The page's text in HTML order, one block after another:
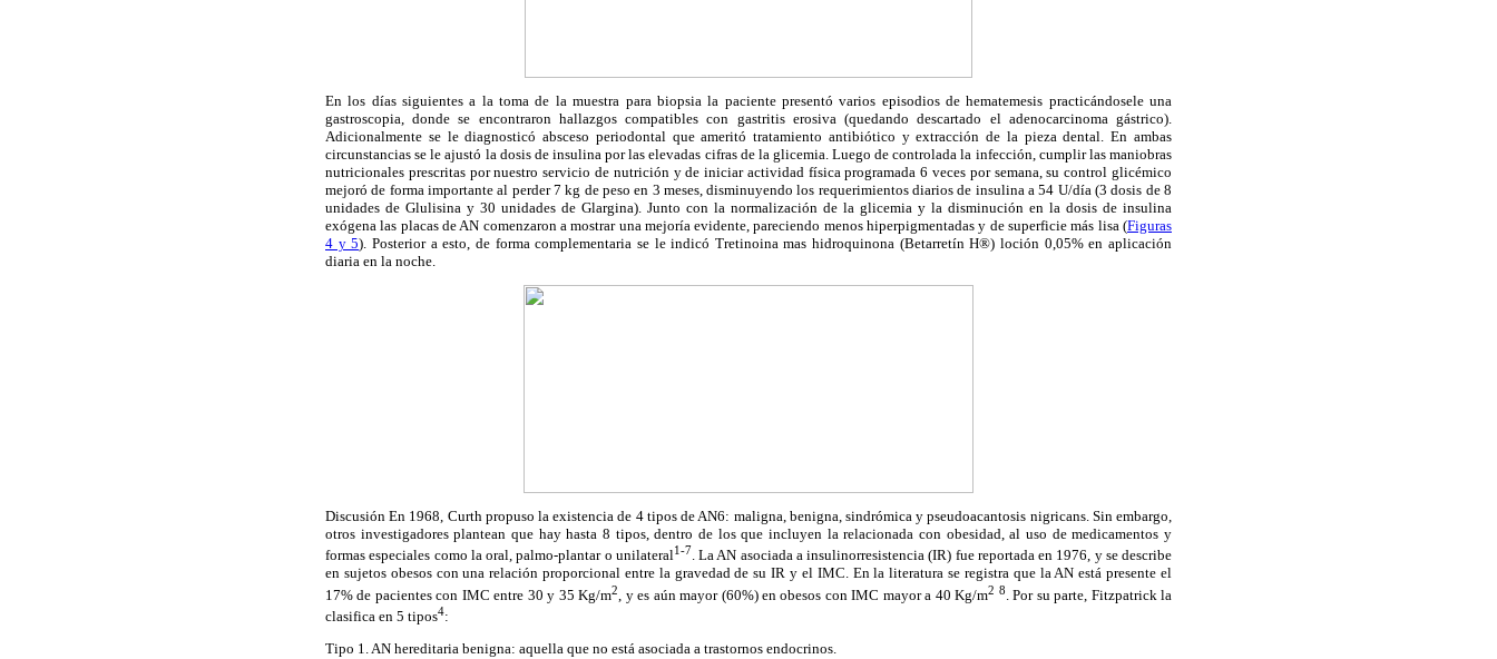
En los días siguientes a la toma de la muestra para biopsia la paciente presentó varios episodios de hematemesis practicándosele una
gastroscopia, donde se encontraron hallazgos compatibles con gastritis erosiva (quedando descartado el adenocarcinoma gástrico).
Adicionalmente se le diagnosticó absceso periodontal que ameritó tratamiento antibiótico y extracción de la pieza dental. En ambas
circunstancias se le ajustó la dosis de insulina por las elevadas cifras de la glicemia. Luego de controlada la infección, cumplir las maniobras
nutricionales prescritas por nuestro servicio de nutrición y de iniciar actividad física programada 6 veces por semana, su control glicémico
mejoró de forma importante al perder 7 kg de peso en 3 meses, disminuyendo los requerimientos diarios de insulina a 54 U/día (3 dosis de 8
unidades de Glulisina y 30 unidades de Glargina). Junto con la normalización de la glicemia y la disminución en la dosis de insulina
exógena las placas de AN comenzaron a mostrar una mejoría evidente, pareciendo menos hiperpigmentadas y de superficie más lisa (Figuras
4 y 5). Posterior a esto, de forma complementaria se le indicó Tretinoina mas hidroquinona (Betarretín H®) loción 0,05% en aplicación
diaria en la noche.
Discusión En 1968, Curth propuso la existencia de 4 tipos de AN6: maligna, benigna, sindrómica y pseudoacantosis nigricans. Sin embargo,
otros investigadores plantean que hay hasta 8 tipos, dentro de los que incluyen la relacionada con obesidad, al uso de medicamentos y
formas especiales como la oral, palmo-plantar o unilateral1-7. La AN asociada a insulinorresistencia (IR) fue reportada en 1976, y se describe
en sujetos obesos con una relación proporcional entre la gravedad de su IR y el IMC. En la literatura se registra que la AN está presente el
17% de pacientes con IMC entre 30 y 35 Kg/m2 , y es aún mayor (60%) en obesos con IMC mayor a 40 Kg/m2 8 . Por su parte, Fitzpatrick la
clasifica en 5 tipos4:
Tipo 1. AN hereditaria benigna: aquella que no está asociada a trastornos endocrinos.